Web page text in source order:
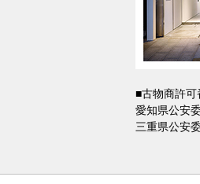
■古物商許可
愛知県公安
三重県公安